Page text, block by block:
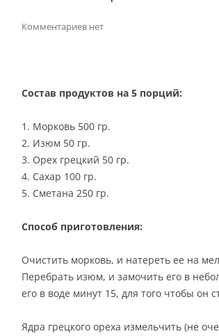
РЕКОМЕНДАЦИИ.
ПРАВИЛЬНОЕ ПИТАНИЕ: ШЕСТЬ
ВЕГЕТАРИАНЦЫ И ВКУСНОЕ
ИЗВЕСТНЫЕ ВЕГЕТАРИАНЦЫ
Комментариев нет
Состав продуктов на 5 порций:
1. Морковь 500 гр.
2. Изюм 50 гр.
3. Орех грецкий 50 гр.
4. Сахар 100 гр.
5. Сметана 250 гр.
Способ приготовления:
Очистить морковь, и натереть ее на
Перебрать изюм, и замочить его в
его в воде минут 15, для того чтобы он
Ядра грецкого ореха измельчить (не